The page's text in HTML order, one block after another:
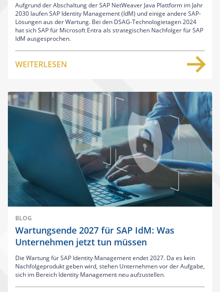
Aufgrund der Abschaltung der SAP NetWeaver Java Plattform im Jahr
2030 laufen SAP Identity Management (IdM) und einige andere SAP-
Lösungen aus der Wartung. Bei den DSAG-Technologietagen 2024
hat sich SAP für Microsoft Entra als strategischen Nachfolger für SAP
IdM ausgesprochen.
WEITERLESEN
BLOG
Wartungsende 2027 für SAP IdM: Was
Unternehmen jetzt tun müssen
Die Wartung für SAP Identity Management endet 2027. Da es kein
Nachfolgeprodukt geben wird, stehen Unternehmen vor der Aufgabe,
sich im Bereich Identity Management neu aufzustellen.